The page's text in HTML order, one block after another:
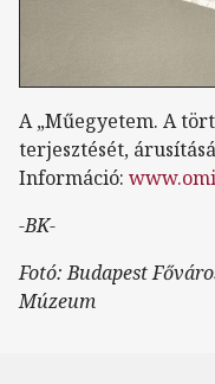
A „Műegyetem. A
terjesztését,
Információ:
-BK-
Fotó: Budapest
Múzeum